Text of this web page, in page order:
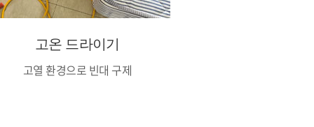
고온 드라이기
고열 환경으로 빈대 구제